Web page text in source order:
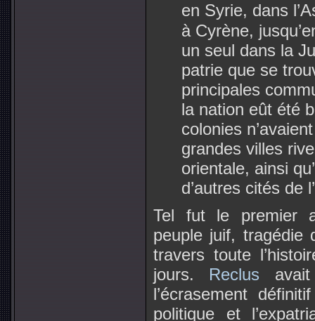
en Syrie, dans
à Cyrène,
un seul dans la
patrie que se
principales
la nation eût été
colonies
grandes villes
orientale, ainsi
d’autres cités de
Tel fut le premier
peuple juif, tragédie
travers toute
jours. Reclus
l’écrasement
politique et